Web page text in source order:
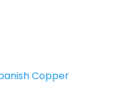
Copper